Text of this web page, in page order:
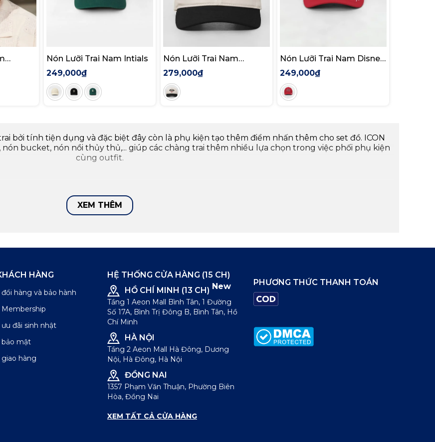
Nón Lưỡi Trai Nam Intials
249,000₫
Nón Lưỡi Trai Nam
Passion
279,000₫
Nón Lưỡi Trai Nam Disney
Pitlane 28
249,000₫
bởi tính tiện dụng và đặc biệt đây còn là phụ kiện tạo thêm điểm nhấn thêm cho set đồ. ICON
bucket, nón nồi thủy thủ,... giúp các chàng trai thêm nhiều lựa chọn trong việc phối phụ kiện
cùng outfit.
XEM THÊM
HÀNG
đổi hàng và bảo hành
Membership
ưu đãi sinh nhật
bảo mật
giao hàng
HỆ THỐNG CỬA HÀNG (15 CH)
HỒ CHÍ MINH (13 CH) New
Tầng 1 Aeon Mall Bình Tân, 1 Đường
Số 17A, Bình Trị Đông B, Bình Tân, Hồ
Chí Minh
HÀ NỘI
Tầng 2 Aeon Mall Hà Đông, Dương
Nội, Hà Đông, Hà Nội
ĐỒNG NAI
1357 Phạm Văn Thuận, Phường Biên
Hòa, Đồng Nai
XEM TẤT CẢ CỬA HÀNG
PHƯƠNG THỨC THANH TOÁN